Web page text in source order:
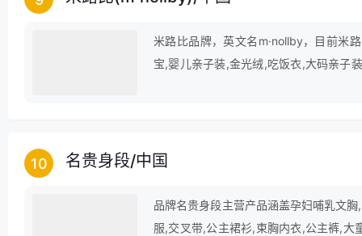
米路比品牌，英文名m·nollby，目前米
宝,婴儿亲子装,金光绒,吃饭衣,大码亲子
10 名贵身段/中国
品牌名贵身段主营产品涵盖孕妇哺乳文
服,交叉带,公主裙衫,束胸内衣,公主裤,大